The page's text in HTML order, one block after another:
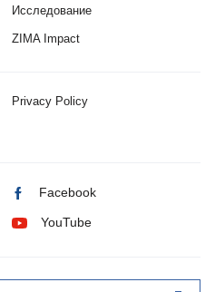
Исследование
ZIMA Impact
Privacy Policy
Facebook
YouTube